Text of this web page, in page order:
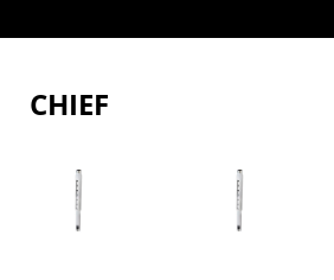
CHIEF